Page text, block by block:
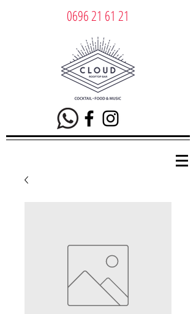
0696 21 61 21